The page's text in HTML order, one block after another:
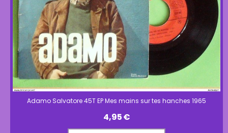
Adamo Salvatore 45T EP Mes mains sur tes hanches 1965
4,95€